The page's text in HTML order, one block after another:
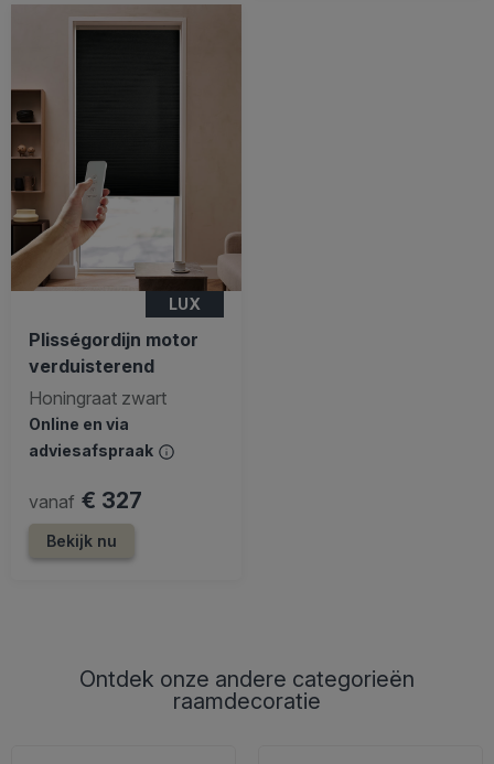
LUX
Plisségordijn motor
verduisterend
Honingraat zwart
Online en via
adviesafspraak
vanaf € 327
Bekijk nu
Ontdek onze andere categorieën
raamdecoratie